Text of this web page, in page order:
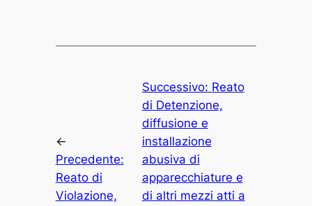
←
Precedente:
Reato di
Violazione,
Successivo: Reato
di Detenzione,
diffusione e
installazione
abusiva di
apparecchiature e
di altri mezzi atti a